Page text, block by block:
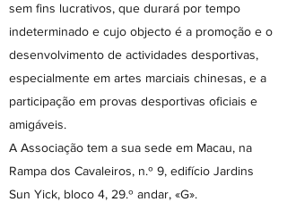
sem fins lucrativos, que durará por tempo
indeterminado e cujo objecto é a promoção e o
desenvolvimento de actividades desportivas,
especialmente em artes marciais chinesas, e a
participação em provas desportivas oficiais e
amigáveis.
A Associação tem a sua sede em Macau, na
Rampa dos Cavaleiros, n.º 9, edifício Jardins
Sun Yick, bloco 4, 29.º andar, «G».